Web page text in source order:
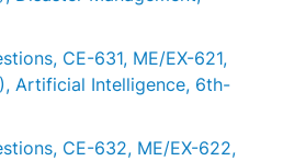
CE-631, ME/EX-621,
Artificial Intelligence, 6th-
CE-632, ME/EX-622,